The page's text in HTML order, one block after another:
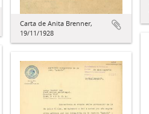
Carta de Anita Brenner,
19/11/1928